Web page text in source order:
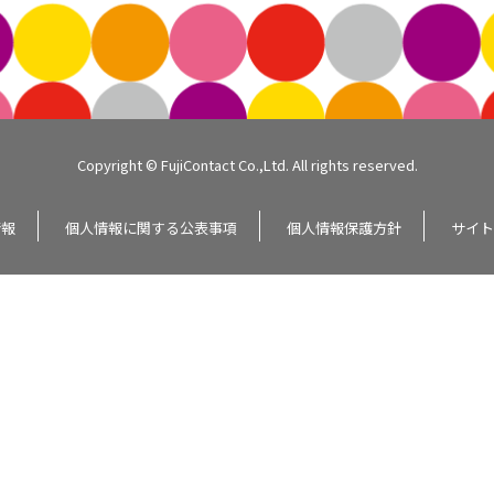
Copyright © FujiContact Co.,Ltd. All rights reserved.
個人情報に関する公表事項 個人情報保護方針 サイ